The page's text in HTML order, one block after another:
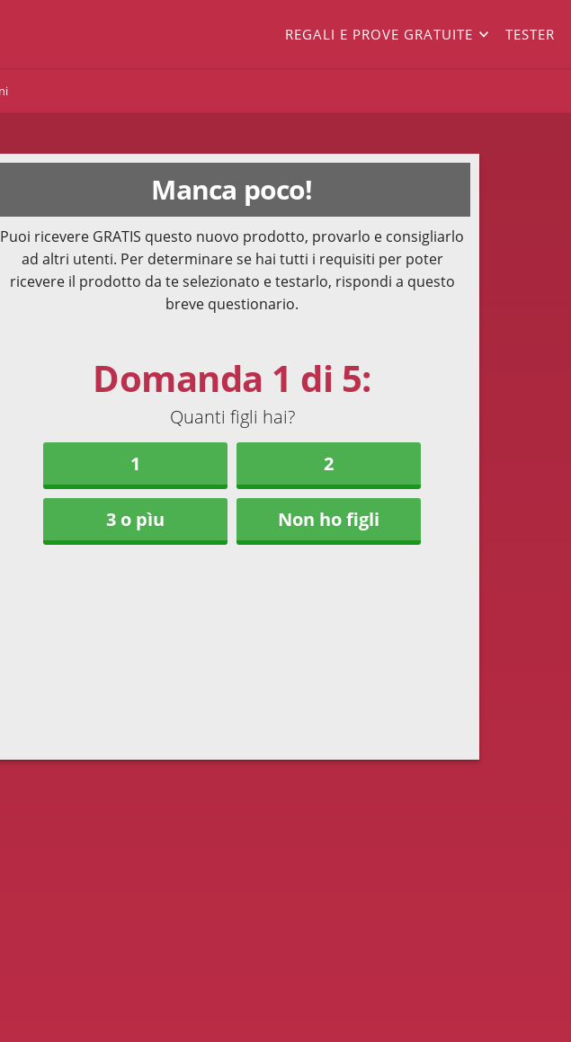
REGALI E PROVE GRATUITE TESTER
Manca poco!
Puoi ricevere GRATIS questo nuovo prodotto, provarlo e consigliarlo
ad altri utenti. Per determinare se hai tutti i requisiti per poter
ricevere il prodotto da te selezionato e testarlo, rispondi a questo
breve questionario.
Domanda 1 di 5:
Quanti figli hai?
1
2
3 o pìu Non ho figli